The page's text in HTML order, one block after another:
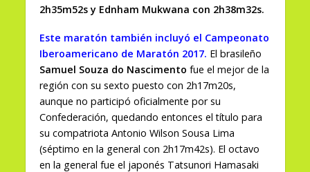
2h35m52s y Ednham Mukwana con 2h38m32s.
Este maratón también incluyó el Campeonato
Iberoamericano de Maratón 2017. El brasileño
Samuel Souza do Nascimento fue el mejor de la
región con su sexto puesto con 2h17m20s,
aunque no participó oficialmente por su
Confederación, quedando entonces el título para
su compatriota Antonio Wilson Sousa Lima
(séptimo en la general con 2h17m42s). El octavo
en la general fue el japonés Tatsunori Hamasaki